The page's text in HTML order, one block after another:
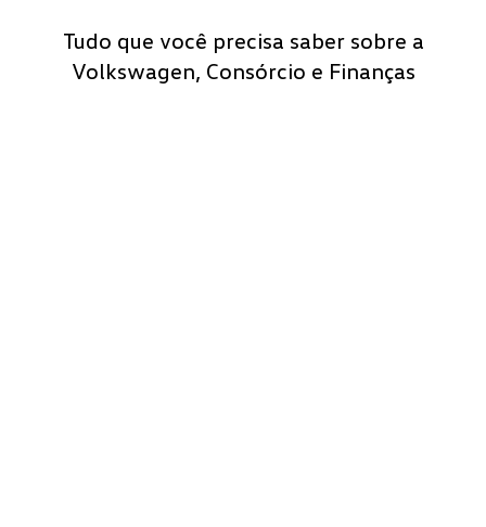
Tudo que você precisa saber sobre a
Volkswagen, Consórcio e Finanças